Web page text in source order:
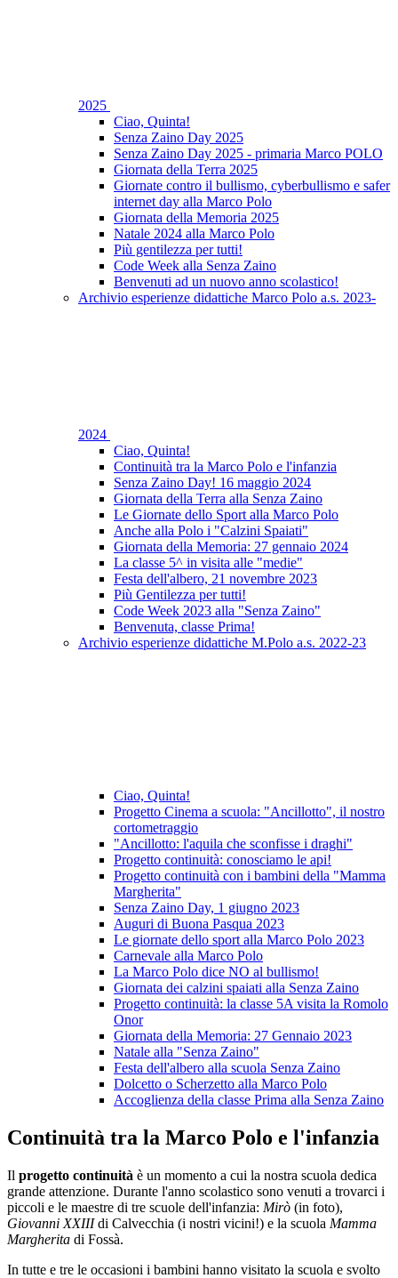
2025
Ciao, Quinta!
Senza Zaino Day 2025
Senza Zaino Day 2025 - primaria Marco POLO
Giornata della Terra 2025
Giornate contro il bullismo, cyberbullismo e safer
internet day alla Marco Polo
Giornata della Memoria 2025
Natale 2024 alla Marco Polo
Più gentilezza per tutti!
Code Week alla Senza Zaino
Benvenuti ad un nuovo anno scolastico!
Archivio esperienze didattiche Marco Polo a.s. 2023-
2024
Ciao, Quinta!
Continuità tra la Marco Polo e l'infanzia
Senza Zaino Day! 16 maggio 2024
Giornata della Terra alla Senza Zaino
Le Giornate dello Sport alla Marco Polo
Anche alla Polo i "Calzini Spaiati"
Giornata della Memoria: 27 gennaio 2024
La classe 5^ in visita alle "medie"
Festa dell'albero, 21 novembre 2023
Più Gentilezza per tutti!
Code Week 2023 alla "Senza Zaino"
Benvenuta, classe Prima!
Archivio esperienze didattiche M.Polo a.s. 2022-23
Ciao, Quinta!
Progetto Cinema a scuola: "Ancillotto", il nostro
cortometraggio
"Ancillotto: l'aquila che sconfisse i draghi"
Progetto continuità: conosciamo le api!
Progetto continuità con i bambini della "Mamma
Margherita"
Senza Zaino Day, 1 giugno 2023
Auguri di Buona Pasqua 2023
Le giornate dello sport alla Marco Polo 2023
Carnevale alla Marco Polo
La Marco Polo dice NO al bullismo!
Giornata dei calzini spaiati alla Senza Zaino
Progetto continuità: la classe 5A visita la Romolo
Onor
Giornata della Memoria: 27 Gennaio 2023
Natale alla "Senza Zaino"
Festa dell'albero alla scuola Senza Zaino
Dolcetto o Scherzetto alla Marco Polo
Accoglienza della classe Prima alla Senza Zaino
Continuità tra la Marco Polo e l'infanzia
Il progetto continuità è un momento a cui la nostra scuola dedica
grande attenzione. Durante l'anno scolastico sono venuti a trovarci i
piccoli e le maestre di tre scuole dell'infanzia: Mirò (in foto),
Giovanni XXIIIdi Calvecchia (i nostri vicini!) e la scuola Mamma
Margherita di Fossà.
In tutte e tre le occasioni i bambini hanno visitato la scuola e svolto